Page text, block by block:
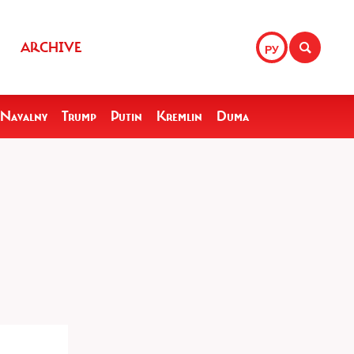
РУ
ARCHIVE
Navalny Trump Putin Kremlin Duma